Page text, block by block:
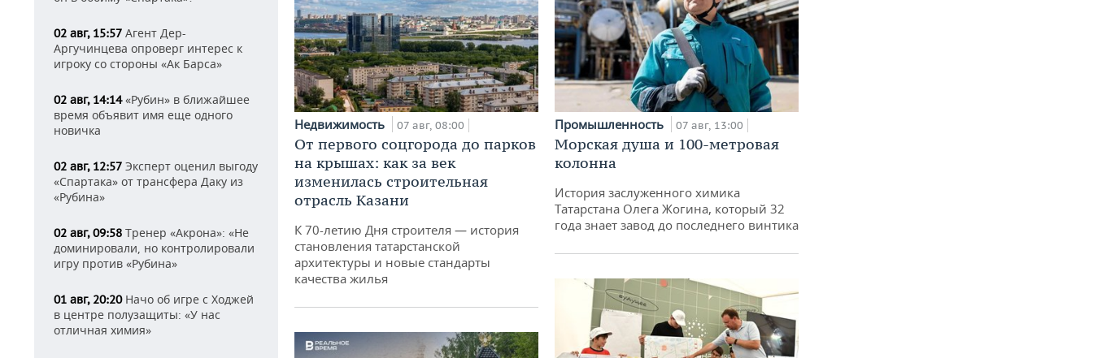
02 авг, 15:57 Агент Дер-
Аргучинцева опроверг интерес к
игроку со стороны «Ак Барса»
02 авг, 14:14«Рубин» в ближайшее
время объявит имя еще одного
новичка
02 авг, 12:57 Эксперт оценил выгоду
«Спартака» от трансфера Даку из
«Рубина»
02 авг, 09:58 Тренер «Акрона»: «Не
доминировали, но контролировали
игру против «Рубина»
01 авг, 20:20Начо об игре с Ходжей
в центре полузащиты: «У нас
отличная химия»
Недвижимость 07 авг, 08:00
От первого соцгорода до парков
на крышах: как за век
изменилась строительная
отрасль Казани
К 70-летию Дня строителя — история
становления татарстанской
архитектуры и новые стандарты
качества жилья
Промышленность 07 авг, 13:00
Морская душа и 100-метровая
колонна
История заслуженного химика
Татарстана Олега Жогина, который 32
года знает завод до последнего винтика